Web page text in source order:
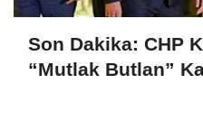
Son Dakika: CHP
“Mutlak Butlan”